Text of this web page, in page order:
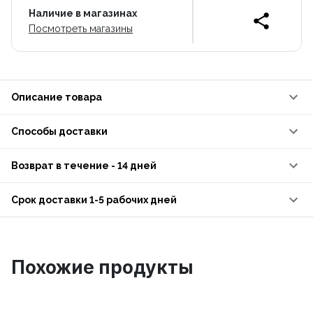
Наличие в магазинах
Посмотреть магазины
Описание товара
Способы доставки
Возврат в течение - 14 дней
Срок доставки 1-5 рабочих дней
Похожие продукты